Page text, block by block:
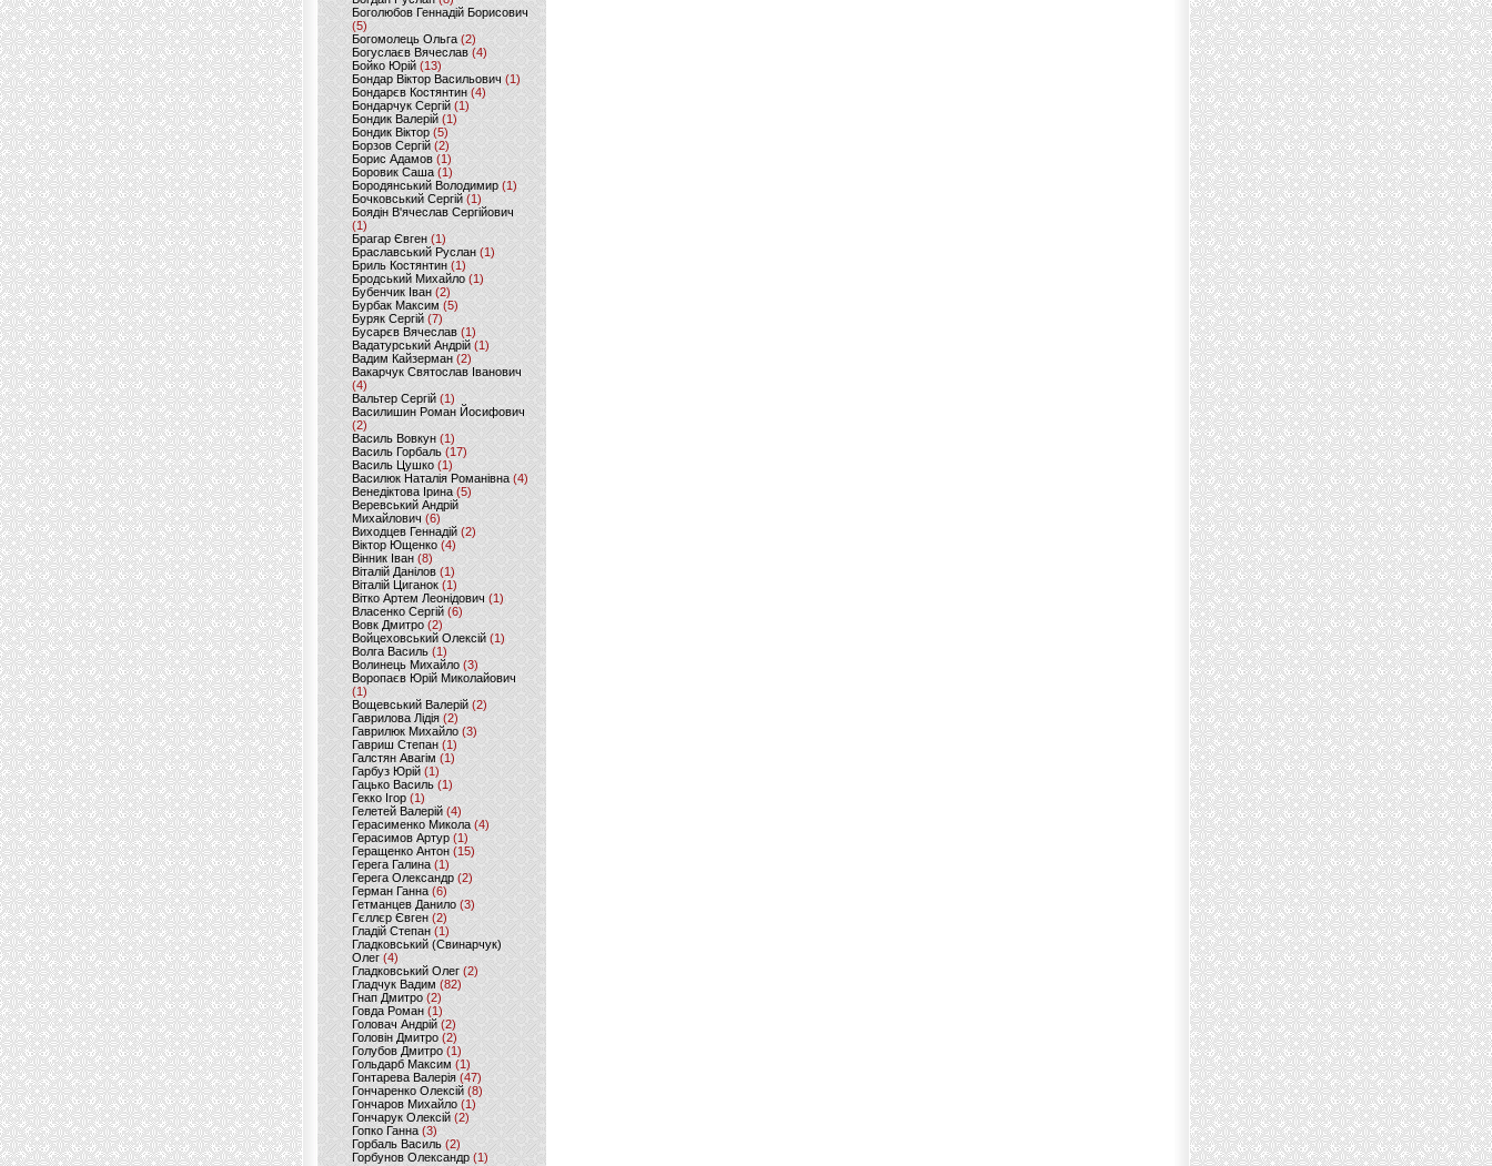
Боголюбов Геннадій Борисович
(5)
Богомолець Ольга (2)
Богуслаєв Вячеслав (4)
Бойко Юрій (13)
Бондар Віктор Васильович (1)
Бондарєв Костянтин (4)
Бондарчук Сергій(1)
Бондик Валерій (1)
Бондик Віктор(5)
Борзов Сергiй (2)
Борис Адамов(1)
Боровик Саша (1)
Бородянський Володимир (1)
Бочковський Сергій (1)
Боядін В'ячеслав Сергійович
(1)
Брагар Євген (1)
Браславський Руслан (1)
Бриль Костянтин (1)
Бродський Михайло (1)
Бубенчик Іван(2)
Бурбак Максим (5)
Буряк Сергій (7)
Бусарєв Вячеслав (1)
Вадатурський Андрій (1)
Вадим Кайзерман (2)
Вакарчук Святослав Іванович
(4)
Вальтер Сергій (1)
Василишин Роман Йосифович
(2)
Василь Вовкун (1)
Василь Горбаль (17)
Василь Цушко (1)
Василюк Наталія Романівна (4)
Венедіктова Ірина(5)
Веревський Андрій
Михайлович (6)
Виходцев Геннадій (2)
Віктор Ющенко (4)
Вінник Іван (8)
Віталій Данілов (1)
Віталій Циганок (1)
Вітко Артем Леонідович(1)
Власенко Сергій (6)
Вовк Дмитро(2)
Войцеховський Олексій(1)
Волга Василь (1)
Волинець Михайло (3)
Воропаєв Юрій Миколайович
(1)
Вощевський Валерій(2)
Гаврилова Лідія (2)
Гаврилюк Михайло (3)
Гавриш Степан (1)
Галстян Авагім (1)
Гарбуз Юрій (1)
Гацько Василь (1)
Гекко Ігор(1)
Гелетей Валерій (4)
Герасименко Микола (4)
Герасимов Артур (1)
Геращенко Антон(15)
Герега Галина (1)
Герега Олександр (2)
Герман Ганна (6)
Гетманцев Данило (3)
Гєллєр Євген (2)
Гладій Степан(1)
Гладковський (Свинарчук)
Олег (4)
Гладковський Олег (2)
Гладчук Вадим (82)
Гнап Дмитро (2)
Говда Роман(1)
Головач Андрій (2)
Головін Дмитро (2)
Голубов Дмитро (1)
Гольдарб Максим(1)
Гонтарева Валерія (47)
Гончаренко Олексій(8)
Гончаров Михайло (1)
Гончарук Олексій (2)
Гопко Ганна (3)
Горбаль Василь (2)
Горбунов Олександр (1)